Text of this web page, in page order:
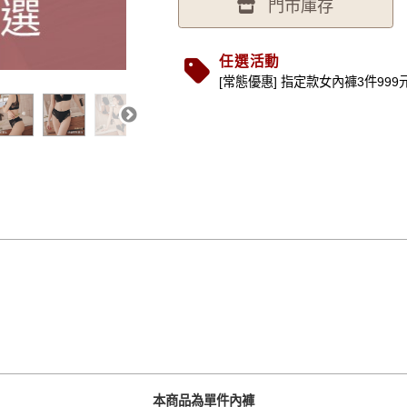
門市庫存
任選活動
[常態優惠] 指定款女內褲3件999
本商品為單件內褲